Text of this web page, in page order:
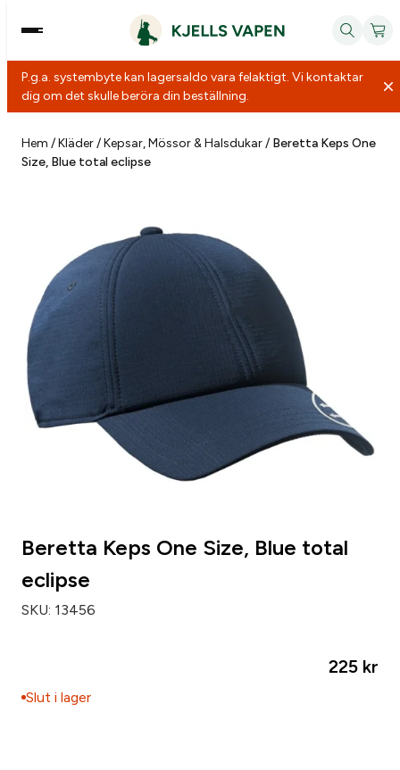
innehåll
P.g.a. systembyte kan lagersaldo vara felaktigt. Vi kontaktar
dig om det skulle beröra din beställning.
Hem /Kläder/Kepsar, Mössor & Halsdukar/ Beretta Keps One
Size, Blue total eclipse
Beretta Keps One Size, Blue total
eclipse
SKU: 13456
225 kr
Slut i lager